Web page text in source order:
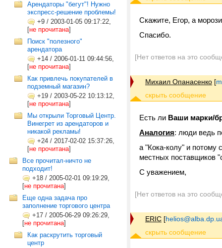
Арендаторы "бегут"! Нужно
экспресс-решение проблемы!
+9 / 2003-01-05 09:17:22,
[не прочитана]
Поиск "полезного"
арендатора
+14 / 2006-01-11 09:44:56,
[не прочитана]
Как привлечь покупателей в
подземный магазин?
+19 / 2003-05-22 10:13:12,
[не прочитана]
Мы открыли Торговый Центр.
Винегрет из арендаторов и
никакой рекламы!
+24 / 2017-02-02 15:37:26,
[не прочитана]
Все прочитал-ничто не
подходит!
+18 / 2005-02-01 09:19:29,
[не прочитана]
Еще одна задача про
заполнение торгового центра
+17 / 2005-06-29 09:26:29,
[не прочитана]
Как раскрутить торговый
центр
Скажите, Егор, а
Спасибо.
[Нет ответов на это
Михаил Опанасенко [
Есть ли Ваши марки/
Аналогия: люди ведь
а "Кока-колу" и потому
местных поставщиков
С уважением,
[Нет ответов на это
ERIC [